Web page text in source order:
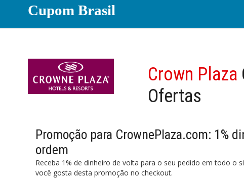
Cupom Brasil
Crown Plaza
Ofertas
Promoção para CrownePlaza.com: 1%
ordem
Receba 1% de dinheiro de volta para o seu pedido em todo o
você gosta desta promoção no checkout.